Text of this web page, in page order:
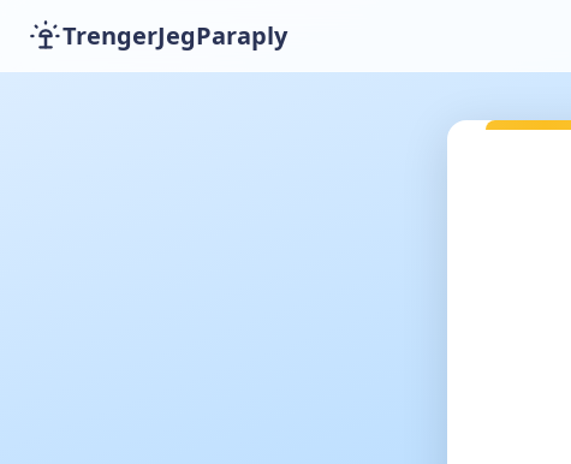
TrengerJegParaply